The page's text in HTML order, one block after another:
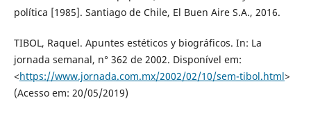
política [1985]. Santiago de Chile, El Buen Aire S.A., 2016.
TIBOL, Raquel. Apuntes estéticos y biográficos. In: La
jornada semanal, n° 362 de 2002. Disponível em:
<https://www.jornada.com.mx/2002/02/10/sem-tibol.html>
(Acesso em: 20/05/2019)